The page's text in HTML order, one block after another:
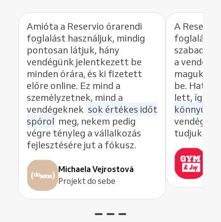
Amióta a Reservio órarendi
foglalást használjuk, mindig
pontosan látjuk, hány
vendégünk jelentkezett be
minden órára, és ki fizetett
előre online. Ez mind a
személyzetnek, mind a
vendégeknek sok értékes időt
spórol meg, nekem pedig
végre tényleg a vállalkozás
fejlesztésére jut a fókusz.
Michaela Vejrostová
Projekt do sebe
A
foglalás
a
be.
lett, így a
könnyű
tudjuk